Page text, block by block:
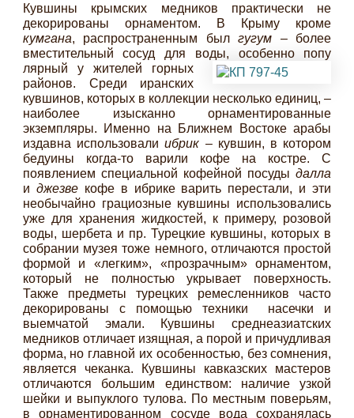
Кувшины крымских медников практически не
декорированы орнаментом. В Крыму кроме
кумгана, распространенным былгугум – более
вместительный сосуд для воды, особенно попу
лярный у жителей горных
районов. Среди иранских
кувшинов, которых в коллекции несколько единиц, –
наиболее изысканно орнаментированные
экземпляры. Именно на Ближнем Востоке арабы
издавна использовалиибрик – кувшин, в котором
бедуины когда-то варили кофе на костре. С
появлением специальной кофейной посудыдалла
и джезвекофе в ибрике варить перестали, и эти
необычайно грациозные кувшины использовались
уже для хранения жидкостей, к примеру, розовой
воды, шербета и пр. Турецкие кувшины, которых в
собрании музея тоже немного, отличаются простой
формой и «легким», «прозрачным» орнаментом,
который не полностью укрывает поверхность.
Также предметы турецких ремесленников часто
декорированы с помощью техники насечки и
выемчатой эмали. Кувшины среднеазиатских
медников отличает изящная, а порой и причудливая
форма, но главной их особенностью, без сомнения,
является чеканка. Кувшины кавказских мастеров
отличаются большим единством: наличие узкой
шейки и выпуклого тулова. По местным поверьям,
в орнаментированном сосуде вода сохранялась